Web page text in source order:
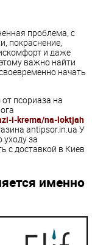
проблема, с
покраснение,
и даже
важно найти
начать
псориаза на
i-krema/na-loktjah
antipsor.in.ua У
за
с доставкой в ​​Киев
именно